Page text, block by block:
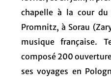
chapelle à la cour
Promnitz, à Sorau
musique française.
composé 200
ses voyages en